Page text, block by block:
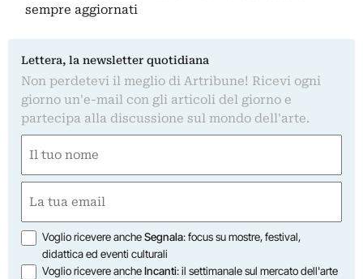
sempre aggiornati
Lettera, la newsletter quotidiana
Non perdetevi il meglio di Artribune! Ricevi ogni
giorno un'e-mail con gli articoli del giorno e
partecipa alla discussione sul mondo dell'arte.
(Obbligatorio)
Nome
(Obbligatorio)
Opzioni
Voglio ricevere ancheSegnala: focus su mostre, festival,
didattica ed eventi culturali
Voglio ricevere ancheIncanti: il settimanale sul mercato dell'arte